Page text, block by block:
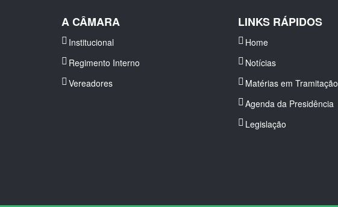
A CÂMARA
Institucional
Regimento Interno
Vereadores
LINKS RÁPIDOS
Home
Notícias
Matérias em Tramitação
Agenda da Presidência
Legislação